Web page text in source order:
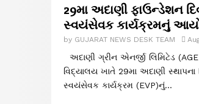
29મા અદાણી ફાઉન્ડેશન
સ્વયંસેવક કાર્યક્રમનું
by GUJARAT NEWS DESK TEAM
અદાણી ગ્રીન એનર્જી લિમિટેડ
વિદ્યાલય ખાતે 29મા અદાણી સ્થાપના
સ્વયંસેવક કાર્યક્રમ (EVP)નું...